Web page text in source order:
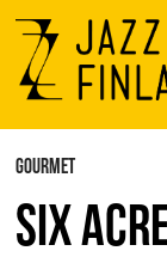
Menu
GOURMET
SIX